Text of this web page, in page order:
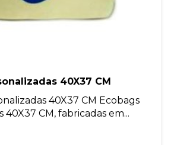
40X37 CM
40X37 CM Ecobags
40X37 CM, fabricadas em...